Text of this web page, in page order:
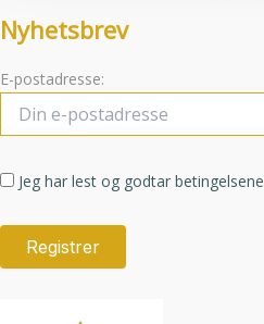
Nyhetsbrev
E-postadresse:
Jeg har lest og godtar betingelsene